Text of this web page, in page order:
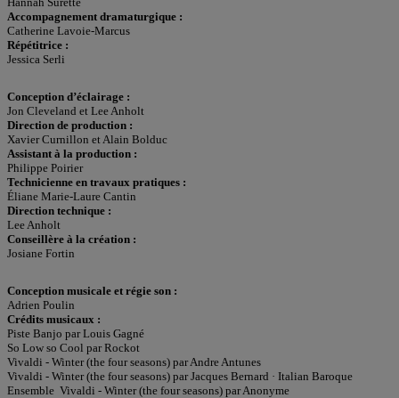
Accompagnement dramaturgique :
Catherine Lavoie-Marcus
Répétitrice :
Jessica Serli
Conception d’éclairage :
Jon Cleveland et Lee Anholt
Direction de production :
Xavier Curnillon et Alain Bolduc
Assistant à la production :
Philippe Poirier
Technicienne en travaux pratiques :
Éliane Marie-Laure Cantin
Direction technique :
Lee Anholt
Conseillère à la création :
Josiane Fortin
Conception musicale et régie son :
Adrien Poulin
Crédits musicaux :
Piste Banjo par Louis Gagné
So Low so Cool par Rockot
Vivaldi - Winter (the four seasons) par Andre Antunes
Vivaldi - Winter (the four seasons) par Jacques Bernard · Italian Baroque
Ensemble Vivaldi - Winter (the four seasons) par Anonyme